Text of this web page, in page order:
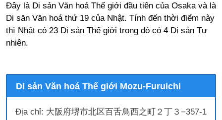
Đây là Di sản Văn hoá Thế giới đầu tiên của Osaka và là
Di săn Văn hoá thứ 19 của Nhật. Tính đến thời điểm này
thì Nhật có 23 Di sản Thế giới trong đó có 4 Di sản Tự
nhiên.
Di sản Văn hoá Thế giới Mozu-Furuichi
Địa chỉ: 大阪府堺市北区百舌鳥西之町２丁３−357-1